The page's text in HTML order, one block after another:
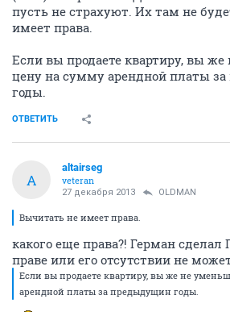
пусть не страхуют. Их там не
имеет права.
Если вы продаете квартиру, вы же
цену на сумму арендной платы
годы.
ОТВЕТИТЬ
A
altairseg
veteran
27 декабря 2013 OLDMAN
Вычитать не имеет права.
какого еще права?! Герман
праве или его отсутствии не
Если вы продаете квартиру, вы же не
арендной платы за предыдущин годы.